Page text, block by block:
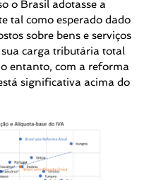
o Brasil adotasse a
tal como esperado dado
sobre bens e serviços
sua carga tributária total
entanto, com a reforma
significativa acima do